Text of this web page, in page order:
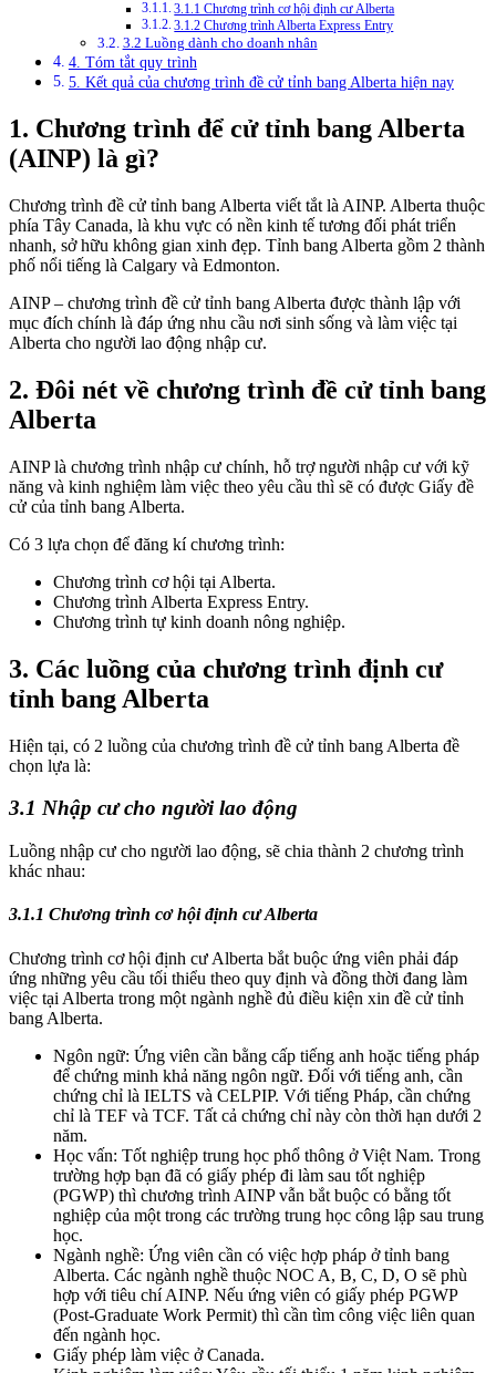
3.1.1 Chương trình cơ hội định cư Alberta
3.1.2 Chương trình Alberta Express Entry
3.2 Luồng dành cho doanh nhân
4. Tóm tắt quy trình
5. Kết quả của chương trình đề cử tỉnh bang Alberta hiện nay
1. Chương trình để cử tỉnh bang Alberta
(AINP) là gì?
Chương trình đề cử tỉnh bang Alberta viết tắt là AINP. Alberta thuộc
phía Tây Canada, là khu vực có nền kinh tế tương đối phát triển
nhanh, sở hữu không gian xinh đẹp. Tỉnh bang Alberta gồm 2 thành
phố nổi tiếng là Calgary và Edmonton.
AINP – chương trình đề cử tỉnh bang Alberta được thành lập với
mục đích chính là đáp ứng nhu cầu nơi sinh sống và làm việc tại
Alberta cho người lao động nhập cư.
2. Đôi nét về chương trình đề cử tỉnh bang
Alberta
AINP là chương trình nhập cư chính, hỗ trợ người nhập cư với kỹ
năng và kinh nghiệm làm việc theo yêu cầu thì sẽ có được Giấy đề
cử của tỉnh bang Alberta.
Có 3 lựa chọn để đăng kí chương trình:
Chương trình cơ hội tại Alberta.
Chương trình Alberta Express Entry.
Chương trình tự kinh doanh nông nghiệp.
3. Các luồng của chương trình định cư
tỉnh bang Alberta
Hiện tại, có 2 luồng của chương trình đề cử tỉnh bang Alberta đề
chọn lựa là:
3.1 Nhập cư cho người lao động
Luồng nhập cư cho người lao động, sẽ chia thành 2 chương trình
khác nhau:
3.1.1 Chương trình cơ hội định cư Alberta
Chương trình cơ hội định cư Alberta bắt buộc ứng viên phải đáp
ứng những yêu cầu tối thiểu theo quy định và đồng thời đang làm
việc tại Alberta trong một ngành nghề đủ điều kiện xin đề cử tỉnh
bang Alberta.
Ngôn ngữ: Ứng viên cần bằng cấp tiếng anh hoặc tiếng pháp
để chứng minh khả năng ngôn ngữ. Đối với tiếng anh, cần
chứng chỉ là IELTS và CELPIP. Với tiếng Pháp, cần chứng
chỉ là TEF và TCF. Tất cả chứng chỉ này còn thời hạn dưới 2
năm.
Học vấn: Tốt nghiệp trung học phổ thông ở Việt Nam. Trong
trường hợp bạn đã có giấy phép đi làm sau tốt nghiệp
(PGWP) thì chương trình AINP vẫn bắt buộc có bằng tốt
nghiệp của một trong các trường trung học công lập sau trung
học.
Ngành nghề: Ứng viên cần có việc hợp pháp ở tỉnh bang
Alberta. Các ngành nghề thuộc NOC A, B, C, D, O sẽ phù
hợp với tiêu chí AINP. Nếu ứng viên có giấy phép PGWP
(Post-Graduate Work Permit) thì cần tìm công việc liên quan
đến ngành học.
Giấy phép làm việc ở Canada.